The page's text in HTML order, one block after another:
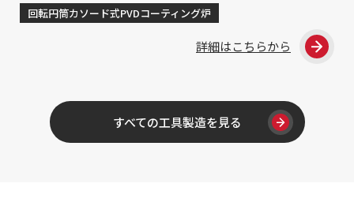
回転円筒カソード式PVDコーティング炉
詳細はこちらから
すべての工具製造を見る